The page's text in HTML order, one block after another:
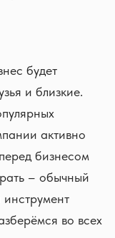
будет
и близкие.
активно
бизнесом
– обычный
во всех